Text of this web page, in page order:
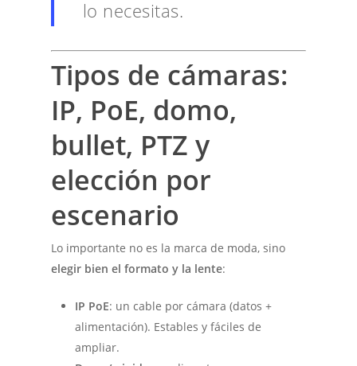
lo necesitas.
Tipos de cámaras:
IP, PoE, domo,
bullet, PTZ y
elección por
escenario
Lo importante no es la marca de moda, sino
elegir bien el formato y la lente:
IP PoE: un cable por cámara (datos +
alimentación). Estables y fáciles de
ampliar.